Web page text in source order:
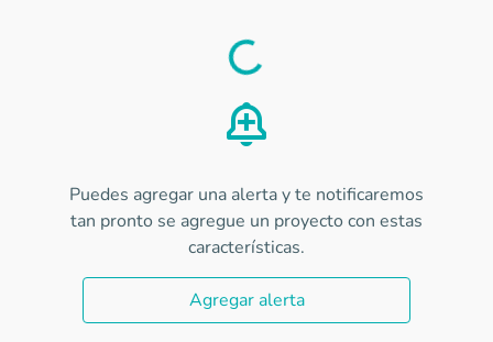
Load
Puedes agregar una alerta y te notificaremos
tan pronto se agregue un proyecto con estas
características.
Agregar alerta